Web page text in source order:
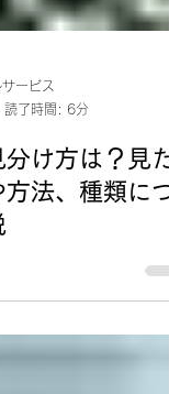
サービス
読了時間: 6分
け方は？見た